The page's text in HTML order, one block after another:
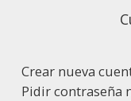
Crear nueva
Pidir contraseña